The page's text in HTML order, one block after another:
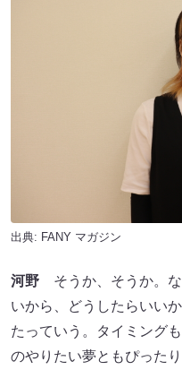
出典: FANY マガジン
河野 そうか、そうか。
いから、どうしたらいい
たっていう。タイミング
のやりたい夢ともぴったり